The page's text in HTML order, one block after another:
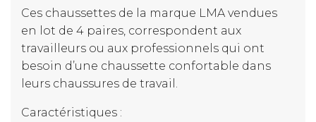
Ces chaussettes de la marque LMA vendues
en lot de 4 paires, correspondent aux
travailleurs ou aux professionnels qui ont
besoin d’une chaussette confortable dans
leurs chaussures de travail.
Caractéristiques :